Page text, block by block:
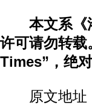
本文系《
许可请勿转载
Times”，绝
原文地址：